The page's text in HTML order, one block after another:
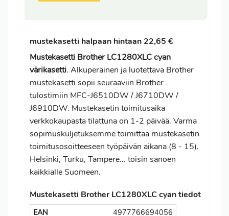
mustekasetti halpaan hintaan 22,65 €
Mustekasetti Brother LC1280XLC cyan
värikasetti. Alkuperäinen ja luotettava Brother
mustekasetti sopii seuraaviin Brother
tulostimiin MFC-J6510DW / J6710DW /
J6910DW. Mustekasetin toimitusaika
verkkokaupasta tilattuna on 1-2 päivää. Varma
sopimuskuljetuksemme toimittaa mustekasetin
toimitusosoitteeseen työpäivän aikana (8 - 15).
Helsinki, Turku, Tampere... toisin sanoen
kaikkialle Suomeen.
Mustekasetti Brother LC1280XLC cyan tiedot
EAN
4977766694056